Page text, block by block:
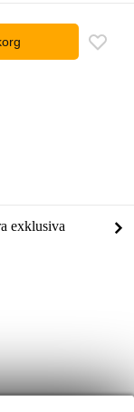
exklusiva